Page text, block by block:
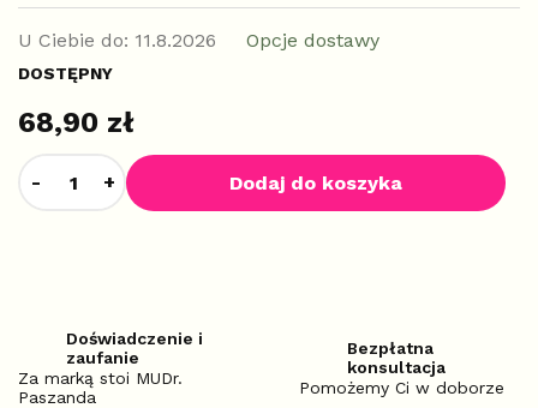
68,90 zł
DOSTĘPNY
U Ciebie do: 11.8.2026 Opcje dostawy
Dodaj do koszyka
Doświadczenie i
zaufanie
Za marką stoi MUDr.
Paszanda
Bezpłatna
konsultacja
Pomożemy Ci w doborze